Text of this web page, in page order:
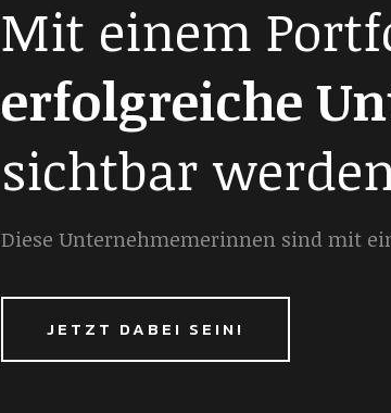
Mit einem
erfolgreiche
sichtbar
Diese Unternehmemerinnen sind mit
JETZT DABEI SEIN!